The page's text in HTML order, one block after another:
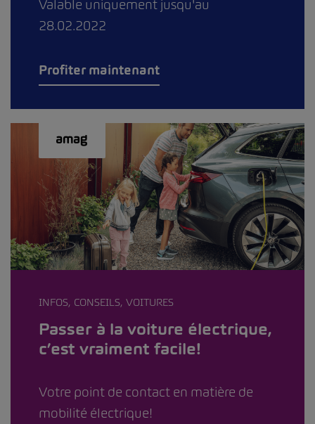
Valable uniquement jusqu'au
28.02.2022
Profiter maintenant
INFOS, CONSEILS, VOITURES
Passer à la voiture électrique,
c’est vraiment facile!
Votre point de contact en matière de
mobilité électrique!